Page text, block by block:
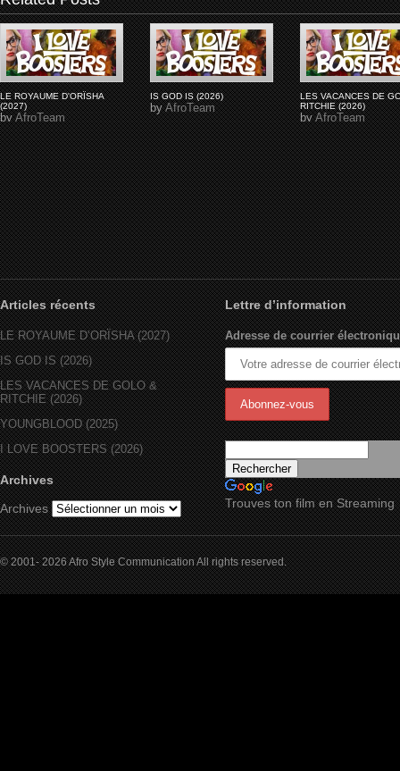
LE ROYAUME D'ORÏSHA
(2027)
byAfroTeam
IS GOD IS (2026)
byAfroTeam
LES VACANCES DE
RITCHIE (2026)
byAfroTeam
Articles récents
LE ROYAUME D’ORÏSHA (2027)
IS GOD IS (2026)
LES VACANCES DE GOLO &
RITCHIE (2026)
YOUNGBLOOD (2025)
I LOVE BOOSTERS (2026)
Archives
Archives
Lettre d’information
Adresse de courrier
Trouves ton film en Streaming
© 2001- 2026 Afro Style Communication All rights reserved.